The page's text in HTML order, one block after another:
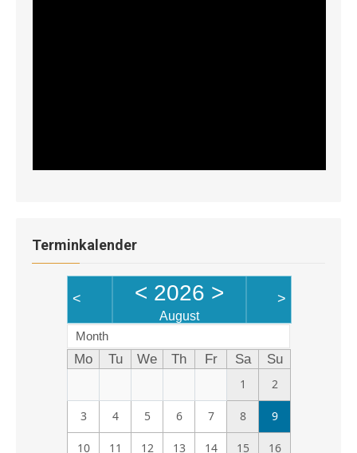
Terminkalender
< < 2026 >
August
>
Month
Mo Tu We Th Fr Sa
Su
1
2
3 4 5 6 7 8 9
10 11 12 13 14 15 16